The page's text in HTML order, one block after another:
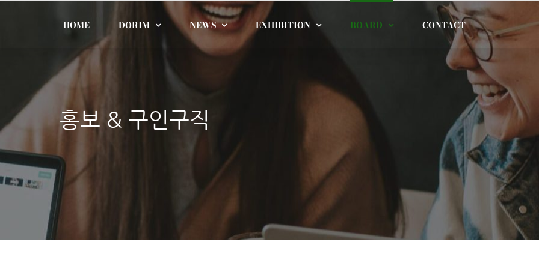
HOME DORIM NEWS EXHIBITION BOARD CONTACT
홍보 & 구인구직